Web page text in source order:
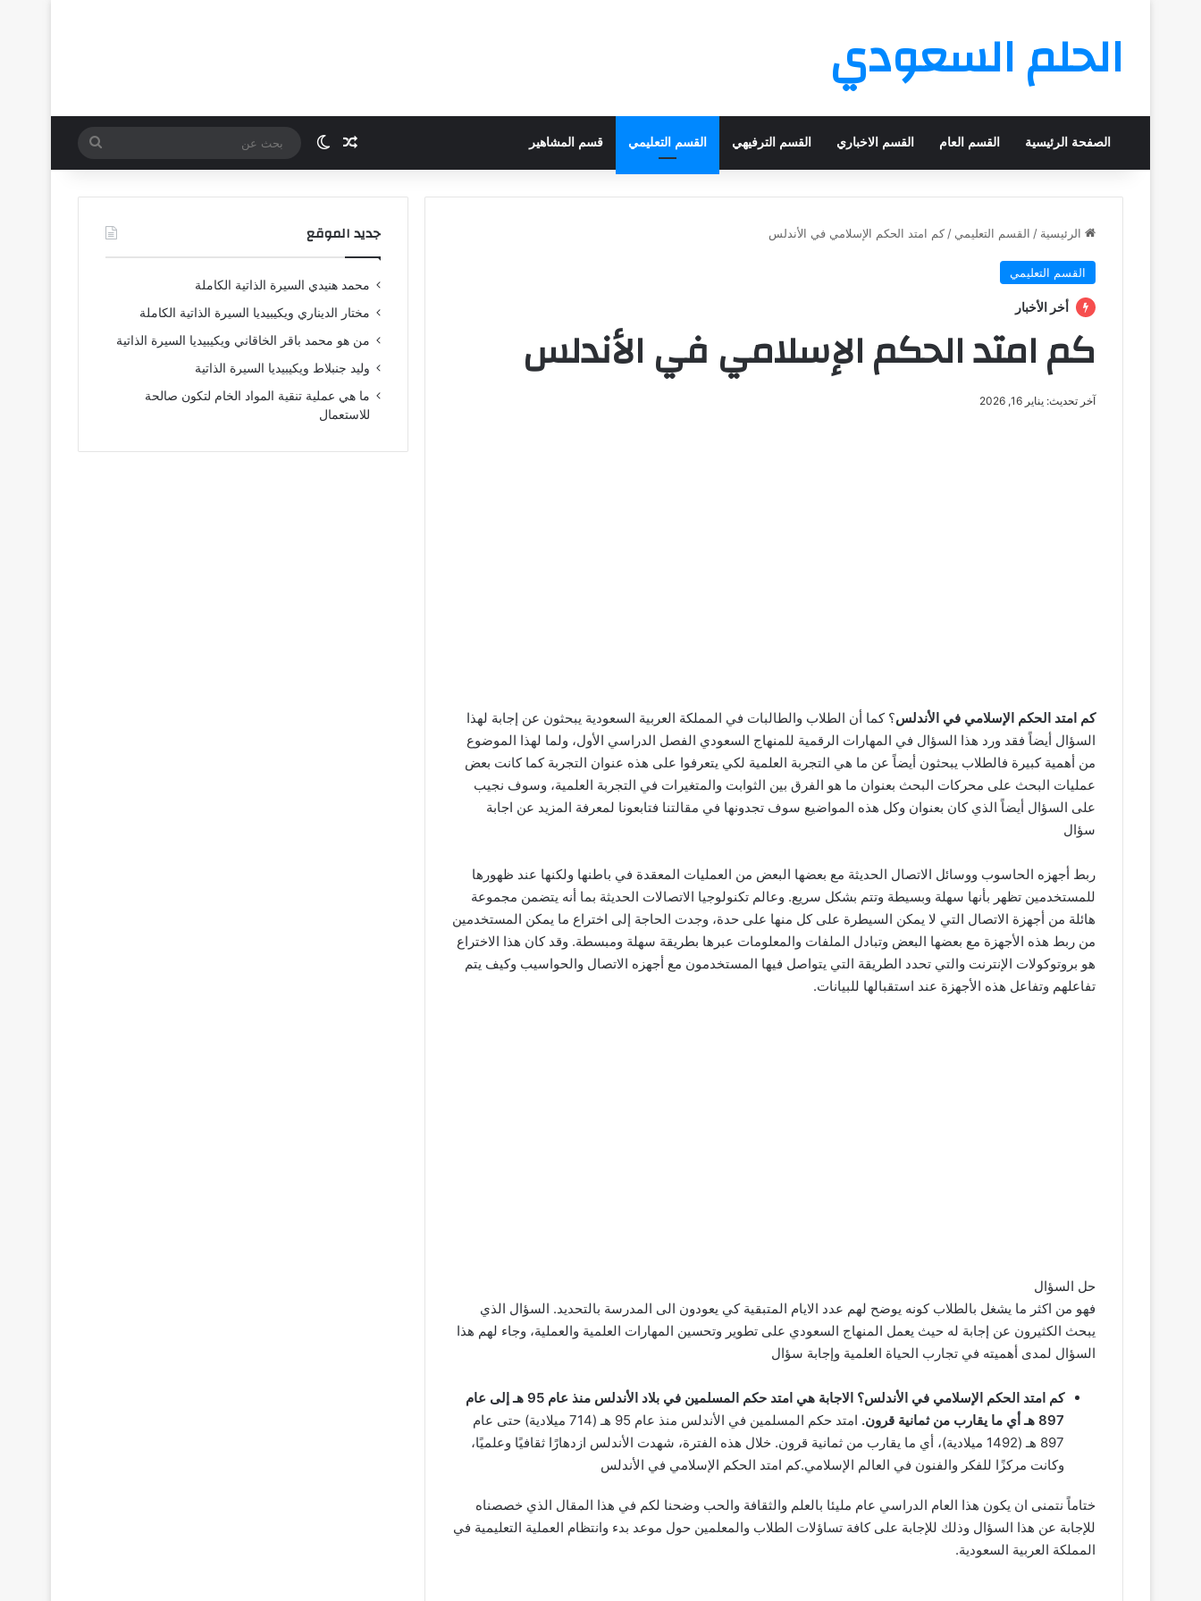
الحلم السعودي
الصفحة الرئيسية القسم العام القسم الاخباري القسم الترفيهي القسم التعليمي قسم المشاهير مقال عشوائي
الوضع المظلم
بحث
عن
الرئيسية / القسم التعليمي / كم امتد الحكم الإسلامي في الأندلس
القسم التعليمي
أخر الأخبار
كم امتد الحكم الإسلامي في الأندلس
آخر تحديث: يناير 16, 2026
كم امتد الحكم الإسلامي في الأندلس؟ كما أن الطلاب والطالبات في المملكة العربية السعودية يبحثون عن إجابة لهذا
السؤال أيضاً فقد ورد هذا السؤال في المهارات الرقمية للمنهاج السعودي الفصل الدراسي الأول، ولما لهذا الموضوع
من أهمية كبيرة فالطلاب يبحثون أيضاً عن ما هي التجربة العلمية لكي يتعرفوا على هذه عنوان التجربة كما كانت بعض
عمليات البحث على محركات البحث بعنوان ما هو الفرق بين الثوابت والمتغيرات في التجربة العلمية، وسوف نجيب
على السؤال أيضاً الذي كان بعنوان وكل هذه المواضيع سوف تجدونها في مقالتنا فتابعونا لمعرفة المزيد عن اجابة
سؤال
ربط أجهزه الحاسوب ووسائل الاتصال الحديثة مع بعضها البعض من العمليات المعقدة في باطنها ولكنها عند ظهورها
للمستخدمين تظهر بأنها سهلة وبسيطة وتتم بشكل سريع. وعالم تكنولوجيا الاتصالات الحديثة بما أنه يتضمن مجموعة
هائلة من أجهزة الاتصال التي لا يمكن السيطرة على كل منها على حدة، وجدت الحاجة إلى اختراع ما يمكن المستخدمين
من ربط هذه الأجهزة مع بعضها البعض وتبادل الملفات والمعلومات عبرها بطريقة سهلة ومبسطة. وقد كان هذا الاختراع
هو بروتوكولات الإنترنت والتي تحدد الطريقة التي يتواصل فيها المستخدمون مع أجهزه الاتصال والحواسيب وكيف يتم
تفاعلهم وتفاعل هذه الأجهزة عند استقبالها للبيانات.
حل السؤال
فهو من اكثر ما يشغل بالطلاب كونه يوضح لهم عدد الايام المتبقية كي يعودون الى المدرسة بالتحديد. السؤال الذي
يبحث الكثيرون عن إجابة له حيث يعمل المنهاج السعودي على تطوير وتحسين المهارات العلمية والعملية، وجاء لهم هذا
السؤال لمدى أهميته في تجارب الحياة العلمية وإجابة سؤال
كم امتد الحكم الإسلامي في الأندلس؟ الاجابة هي امتد حكم المسلمين في بلاد الأندلس منذ عام 95 هـ إلى عام
897 هـ أي ما يقارب من ثمانية قرون.
امتد حكم المسلمين في الأندلس منذ عام 95 هـ (714 ميلادية) حتى عام
897 هـ (1492 ميلادية)، أي ما يقارب من ثمانية قرون. خلال هذه الفترة، شهدت الأندلس ازدهارًا ثقافيًا وعلميًا،
وكانت مركزًا للفكر والفنون في العالم الإسلامي.كم امتد الحكم الإسلامي في الأندلس
ختاماً نتمنى ان يكون هذا العام الدراسي عام مليئا بالعلم والثقافة والحب وضحنا لكم في هذا المقال الذي خصصناه
للإجابة عن هذا السؤال وذلك للإجابة على كافة تساؤلات الطلاب والمعلمين حول موعد بدء وانتظام العملية التعليمية في
المملكة العربية السعودية.
جديد الموقع
محمد هنيدي السيرة الذاتية الكاملة
مختار الديناري ويكيبيديا السيرة الذاتية الكاملة
من هو محمد باقر الخاقاني ويكيبيديا السيرة الذاتية
وليد جنبلاط ويكيبيديا السيرة الذاتية
ما هي عملية تنقية المواد الخام لتكون صالحة
للاستعمال